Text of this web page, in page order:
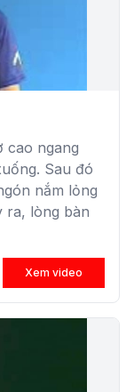
cao ngang
Sau đó
nắm lỏng
ra, lòng bàn
Xem video